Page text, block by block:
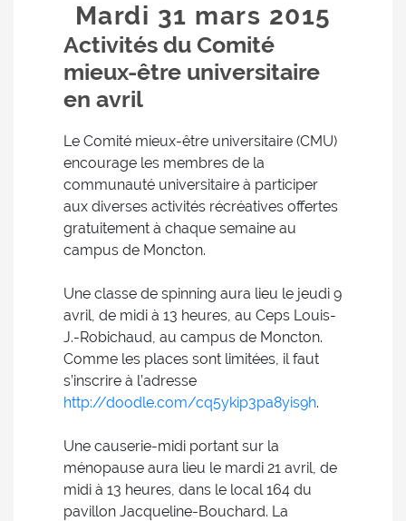
Mardi 31 mars 2015
Activités du Comité
mieux-être universitaire
en avril
Le Comité mieux-être universitaire (CMU)
encourage les membres de la
communauté universitaire à participer
aux diverses activités récréatives offertes
gratuitement à chaque semaine au
campus de Moncton.
Une classe de spinning aura lieu le jeudi 9
avril, de midi à 13 heures, au Ceps Louis-
J.-Robichaud, au campus de Moncton.
Comme les places sont limitées, il faut
s’inscrire à l’adresse
http://doodle.com/cq5ykip3pa8yis9h.
Une causerie-midi portant sur la
ménopause aura lieu le mardi 21 avril, de
midi à 13 heures, dans le local 164 du
pavillon Jacqueline-Bouchard. La